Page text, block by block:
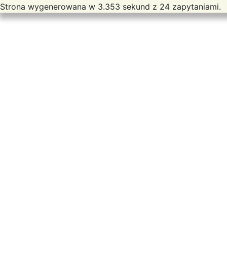
Strona wygenerowana w 3.353 sekund z 24 zapytaniami.